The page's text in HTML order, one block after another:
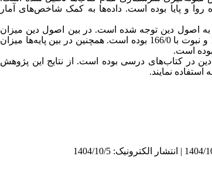
روا و پایا بوده است. داده‌ها به کمک شاخصهای آمار
و زندگی دوره دوم متوسطه در مجموع 395 مرتبه به اصول دین توجه شده است. در بین اصول دین میزان
اهمیت به ترتیب؛ امامت با 255/0، عدل با 211/0، توحید با 201/0، معاد با 167/0 و نبوت با 166/0 بوده است. همچنین در بین پایه‌ها میزان
دین در کتاب‌های درسی بوده است. از نتایج این پژوهش
نمایند.